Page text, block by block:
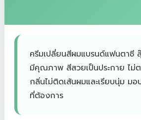
ครีมเปลี่ยนสีผมแบรนด์แฟนตาซี
มีคุณภาพ สีสวยเป็นประกาย ไม่
กลิ่นไม่ติดเส้นผมและเรียบนุ่ม ม
ที่ต้องการ